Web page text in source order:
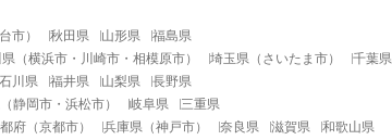
市） 秋田県 山形県 福島県
（横浜市 ・ 川崎市 ・ 相模原市） 埼玉県 （ さいたま市） 千葉県
石川県 福井県 山梨県 長野県
（静岡市 ・ 浜松市） 岐阜県 三重県
府 （京都市） 兵庫県 （神戸市） 奈良県 滋賀県 和歌山県